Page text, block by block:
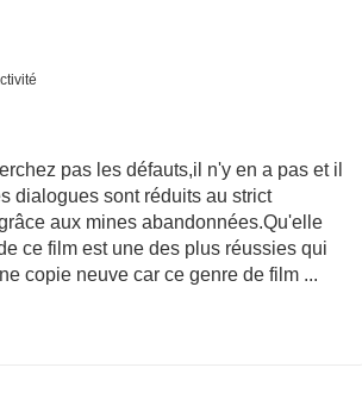
pas les défauts,il n'y en a pas et il
dialogues sont réduits au strict
aux mines abandonnées.Qu'elle
ce film est une des plus réussies qui
copie neuve car ce genre de film ...